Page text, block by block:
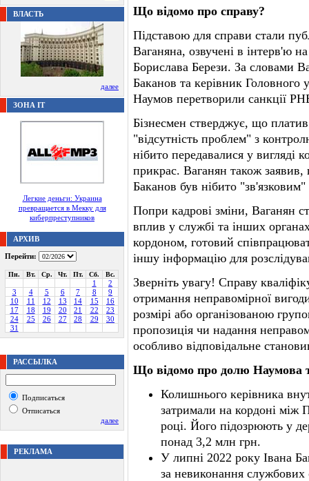
ВЛАСТЬ
далее
ЗОНА IT
Легкие деньги: Украина
превращается в Мекку для
киберпреступников
АРХИВ
Перейти:
Пн. Вт. Ср. Чт. Пт. Сб. Вс.
1
2
3
4 5 6 7 8
9
10
11 12 13 14 15
16
17
18 19 20 21 22
23
24
25 26 27 28 29
30
31
РАССЫЛКА
Подписаться
Отписаться
далее
РЕКЛАМА
Що відомо про справу?
Підставою для справи стали
Ваганяна, озвучені в інтерв'ю
Борислава Берези. За словами
Баканов та керівник Головного
Наумов перетворили санкції
Бізнесмен стверджує, що
"відсутність проблем" з
нібито передавалися у вигляді
прикрас. Ваганян також
Баканов був нібито
Попри кадрові зміни, Ваганян
вплив у службі та інших
кордоном, готовий
іншу інформацію для
Зверніть увагу! Справу
отримання неправомірної
розмірі або організованою
пропозиція чи надання
особливо відповідальне
Що відомо про долю Наумова
Колишнього керівника
затримали на кордоні між
році. Його підозрюють у
понад 3,2 млн грн.
У липні 2022 року Івана
за невиконання службових